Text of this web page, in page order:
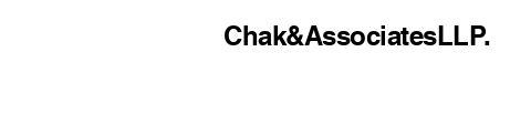
Chak&AssociatesLLP.